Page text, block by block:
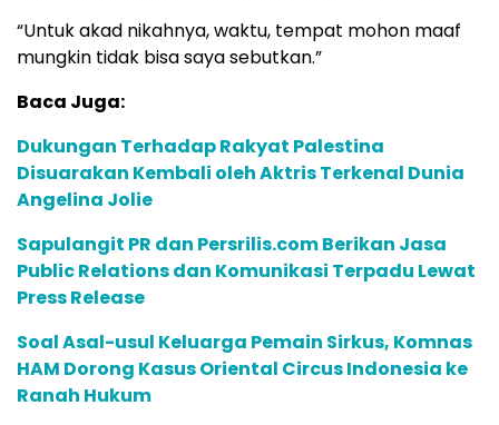
“Untuk akad nikahnya, waktu, tempat mohon maaf
mungkin tidak bisa saya sebutkan.”
Baca Juga:
Dukungan Terhadap Rakyat Palestina
Disuarakan Kembali oleh Aktris Terkenal Dunia
Angelina Jolie
Sapulangit PR dan Persrilis.com Berikan Jasa
Public Relations dan Komunikasi Terpadu Lewat
Press Release
Soal Asal-usul Keluarga Pemain Sirkus, Komnas
HAM Dorong Kasus Oriental Circus Indonesia ke
Ranah Hukum